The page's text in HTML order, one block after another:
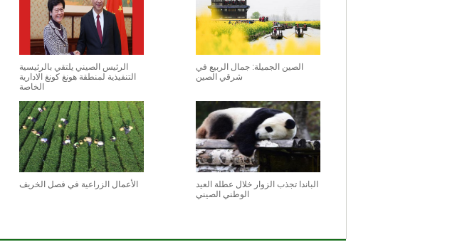
الصين الجميلة: جمال الربيع في
شرقي الصين
الرئيس الصيني يلتقي بالرئيسية
التنفيذية لمنطقة هونغ كونغ الادارية
الخاصة
الباندا تجذب الزوار خلال عطلة العيد
الوطني الصيني
الأعمال الزراعية في فصل الخريف